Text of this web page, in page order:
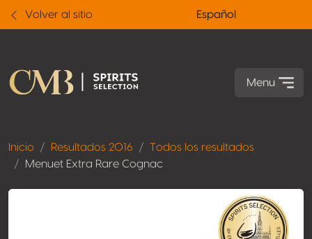
Volver al sitio Español
Menu
Inicio Resultados 2016
Todos los resultados
Menuet Extra Rare Cognac